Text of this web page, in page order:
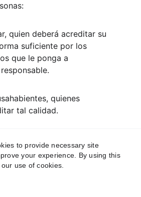
quien deberá acreditar su
suficiente por los
que le ponga a
quienes
tal calidad.
de la
o apoderamiento.
to provide necessary site
your experience. By using this
use of cookies.